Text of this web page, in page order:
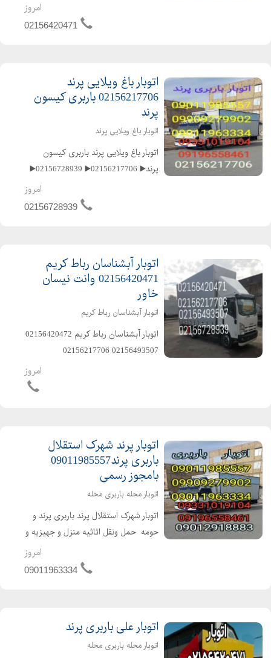
️09196558461 ️09011963334
امروز
02156420471
اتوبار باغ ویلایی پرند
02156217706 باربری کیسون
پرند
اتوبار باغ ویلایی پرند
️اتوبار باغ ویلایی پرند باربری کیسون
پرند▶️ ️02156217706▶️ ️02156728939▶️
️02165276251▶️ ️09196558461▶️
امروز
02156728939
اتوبار آبشناسان رباط کریم
02156420471 وانت نیسان
خاور
اتوبار آبشناسان رباط کریم
اتوبار آبشناسان رباط کریم ️02156420472
️02156493507 ️02156217706
امروز
اتوبار پرند شهرک استقلال
باربری پرند09011985557
بامجوز رسمی
اتوبار محله باربری محله
️اتوبار شهرک استقلال پرند باربری پرند و
حومه ️ حمل ونقل اثاثیه منزل و جهیزیه و
مبلمان و شرکتها ️️باکادر مجرب و کارگران
ماهر و کاربلد و خوش اخلاق و آذری زبان️
امروز
09011963334
اتوبار علی باربری پرند
اتوبار محله باربری محله